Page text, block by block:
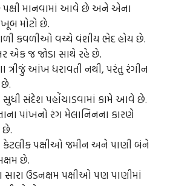
પક્ષી માનવામાં આવે છે અને એના
મોટો છે.
કવળીઓ વચ્ચે વંશીય ભેદ હોય છે.
એક જ જોડા સાથે રહે છે.
ત્રીજું આંખ ધરાવતી નથી, પરંતુ રંગીન
સુધી સંદેશ પહોંચાડવામાં કામે આવે છે.
પાંખનો રંગ મેલાનિનના કારણે
કેટલીક પક્ષીઓ જમીન અને પાણી બંને
છે.
સારા ઉડનક્ષમ પક્ષીઓ પણ પાણીમાં